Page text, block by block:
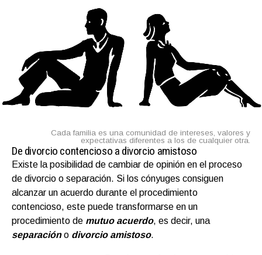
Cada familia es una comunidad de intereses, valores y
expectativas diferentes a los de cualquier otra.
De divorcio contencioso a divorcio amistoso
Existe la posibilidad de cambiar de opinión en el proceso
de divorcio o separación. Si los cónyuges consiguen
alcanzar un acuerdo durante el procedimiento
contencioso, este puede transformarse en un
procedimiento de mutuo acuerdo, es decir, una
separacióno divorcio amistoso.